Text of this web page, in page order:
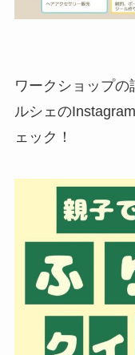
ワークショップ
ルシェの
ェック！